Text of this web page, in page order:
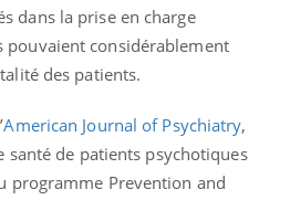
dans la prise en charge
pouvaient considérablement
des patients.
American Journal of Psychiatry,
santé de patients psychotiques
programme Prevention and